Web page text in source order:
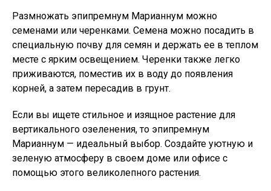
Размножать эпипремнум Марианнум можно
семенами или черенками. Семена можно посадить в
специальную почву для семян и держать ее в теплом
месте с ярким освещением. Черенки также легко
приживаются, поместив их в воду до появления
корней, а затем пересадив в грунт.
Если вы ищете стильное и изящное растение для
вертикального озеленения, то эпипремнум
Марианнум — идеальный выбор. Создайте уютную и
зеленую атмосферу в своем доме или офисе с
помощью этого великолепного растения.